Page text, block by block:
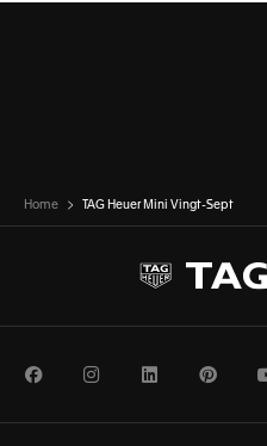
Home TAG Heuer Mini Vingt-Sept
FacebookInstagramLinkedIn